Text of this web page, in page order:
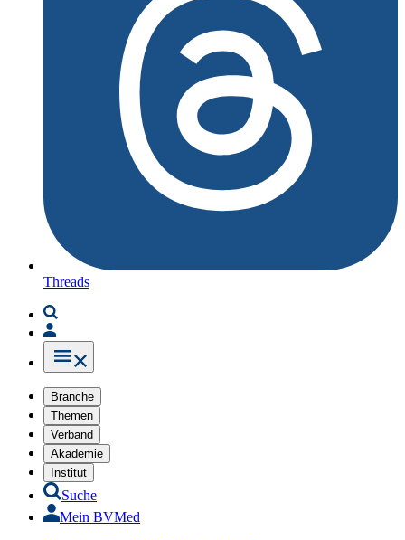
Threads
Branche
Themen
Verband
Akademie
Institut
Suche
Mein BVMed